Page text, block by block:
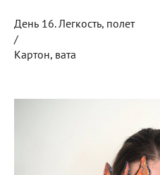
День 16. Легкость, полет
/
Картон, вата